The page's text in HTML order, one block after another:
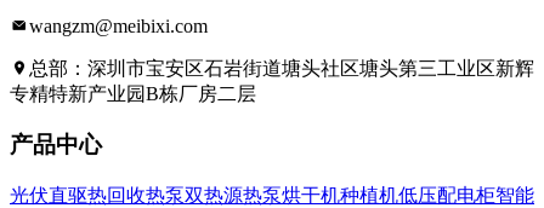
wangzm@meibixi.com
总部：深圳市宝安区石岩街道塘头社区塘头第三工业区新辉
专精特新产业园B栋厂房二层
产品中心
光伏直驱热回收热泵双热源热泵烘干机种植机低压配电柜智能